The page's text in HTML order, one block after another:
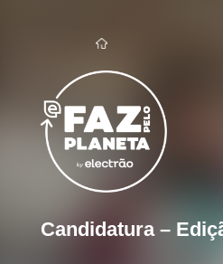
Candidatura –